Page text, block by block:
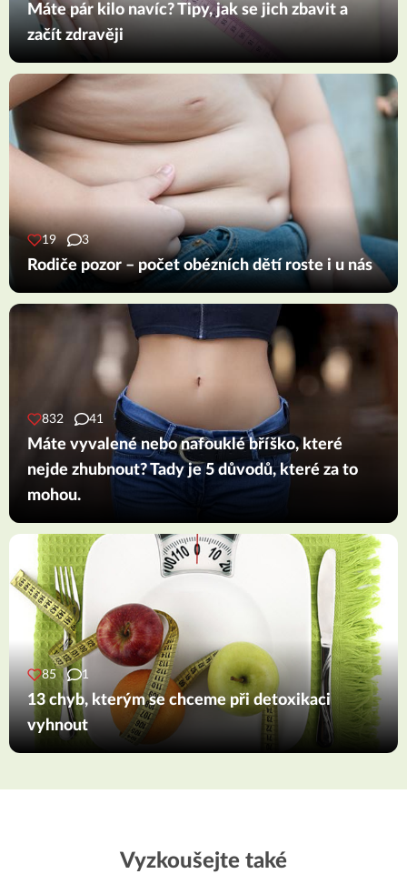
Máte pár kilo navíc? Tipy, jak se jich zbavit a
začít zdravěji
19 3
Rodiče pozor – počet obézních dětí roste i u nás
832 41
Máte vyvalené nebo nafouklé bříško, které
nejde zhubnout? Tady je 5 důvodů, které za to
mohou.
85 1
13 chyb, kterým se chceme při detoxikaci
vyhnout
Vyzkoušejte také